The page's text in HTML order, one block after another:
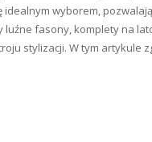
idealnym wyborem,
fasony, komplety na
stylizacji. W tym artykule